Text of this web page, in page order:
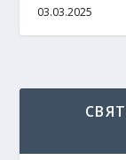
03.03.2025